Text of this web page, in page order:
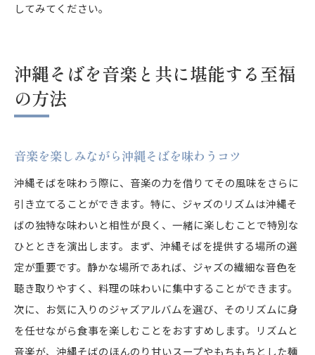
してみてください。
沖縄そばを音楽と共に堪能する至福
の方法
音楽を楽しみながら沖縄そばを味わうコツ
沖縄そばを味わう際に、音楽の力を借りてその風味をさらに
引き立てることができます。特に、ジャズのリズムは沖縄そ
ばの独特な味わいと相性が良く、一緒に楽しむことで特別な
ひとときを演出します。まず、沖縄そばを提供する場所の選
定が重要です。静かな場所であれば、ジャズの繊細な音色を
聴き取りやすく、料理の味わいに集中することができます。
次に、お気に入りのジャズアルバムを選び、そのリズムに身
を任せながら食事を楽しむことをおすすめします。リズムと
音楽が、沖縄そばのほんのり甘いスープやもちもちとした麺